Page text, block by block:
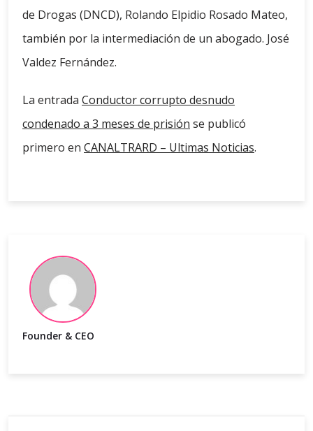
de Drogas (DNCD), Rolando Elpidio Rosado Mateo,
también por la intermediación de un abogado. José
Valdez Fernández.
La entrada Conductor corrupto desnudo
condenado a 3 meses de prisión se publicó
primero en CANALTRARD – Ultimas Noticias.
Founder & CEO